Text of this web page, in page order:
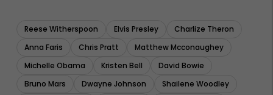
Reese Witherspoon Elvis Presley
Charlize Theron
Anna Faris
Chris Pratt
Matthew Mcconaughey
Michelle Obama
Kristen Bell
David Bowie
Bruno Mars
Dwayne Johnson
Shailene Woodley